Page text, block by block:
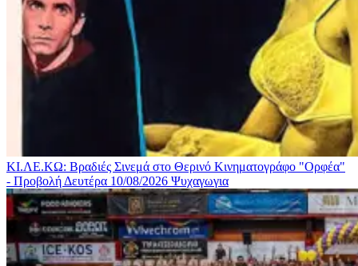
ΚΙ.ΛΕ.ΚΩ: Βραδιές Σινεμά στο Θερινό Κινηματογράφο "Ορφέα"
- Προβολή Δευτέρα 10/08/2026 Ψυχαγωγια